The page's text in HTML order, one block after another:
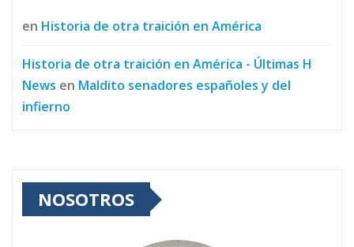
en Historia de otra traición en América
Historia de otra traición en América - Últimas H
News en Maldito senadores españoles y del
infierno
NOSOTROS